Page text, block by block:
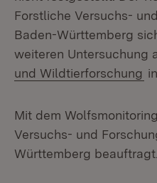
Forstliche Versuchs-
Baden-Württemberg
weiteren Untersuchung
und Wildtierforschung
Mit dem
Versuchs- und
Württemberg beauftragt.